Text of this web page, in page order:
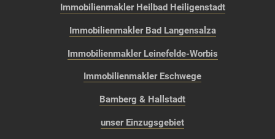
Immobilienmakler Heilbad Heiligenstadt
Immobilienmakler Bad Langensalza
Immobilienmakler Leinefelde-Worbis
Immobilienmakler Eschwege
Bamberg & Hallstadt
unser Einzugsgebiet